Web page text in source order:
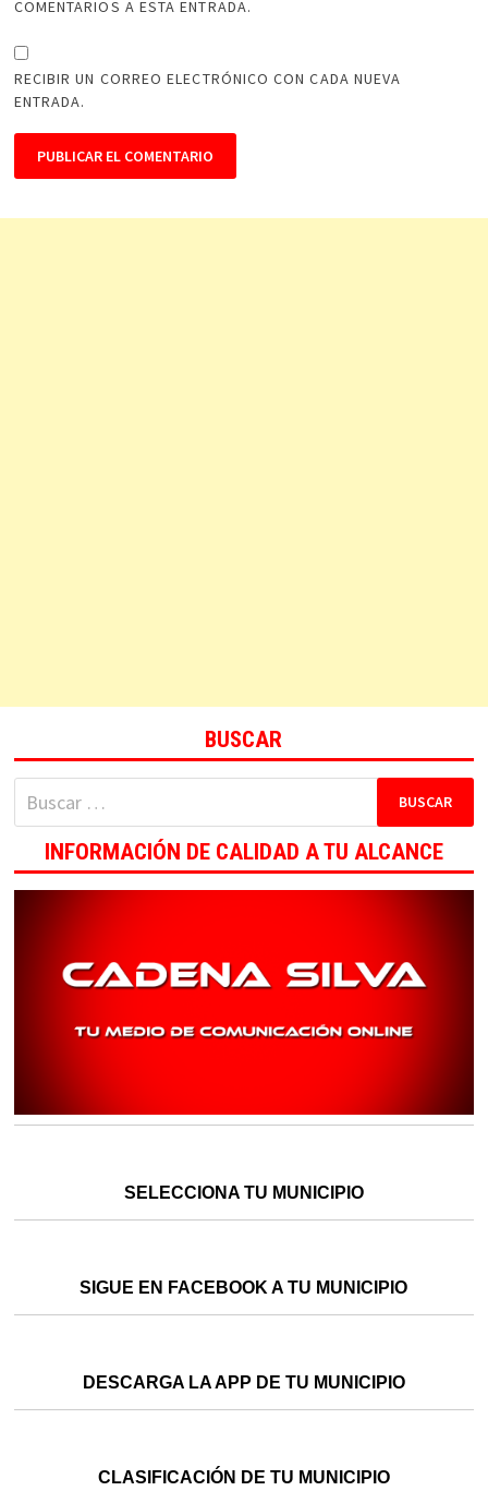
COMENTARIOS A ESTA ENTRADA.
RECIBIR UN CORREO ELECTRÓNICO CON CADA NUEVA
ENTRADA.
BUSCAR
Buscar:
INFORMACIÓN DE CALIDAD A TU ALCANCE
SELECCIONA TU MUNICIPIO
SIGUE EN FACEBOOK A TU MUNICIPIO
DESCARGA LA APP DE TU MUNICIPIO
CLASIFICACIÓN DE TU MUNICIPIO